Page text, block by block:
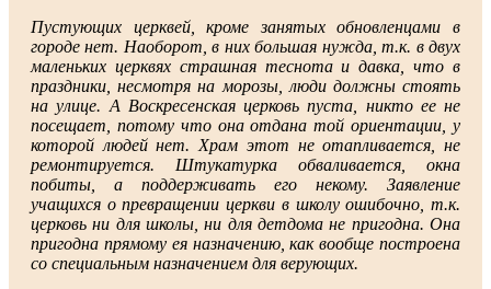
Пустующих церквей, кроме занятых обновленцами в
городе нет. Наоборот, в них большая нужда, т.к. в двух
маленьких церквях страшная теснота и давка, что в
праздники, несмотря на морозы, люди должны стоять
на улице. А Воскресенская церковь пуста, никто ее не
посещает, потому что она отдана той ориентации, у
которой людей нет. Храм этот не отапливается, не
ремонтируется. Штукатурка обваливается, окна
побиты, а поддерживать его некому. Заявление
учащихся о превращении церкви в школу ошибочно, т.к.
церковь ни для школы, ни для детдома не пригодна. Она
пригодна прямому ея назначению, как вообще построена
со специальным назначением для верующих.